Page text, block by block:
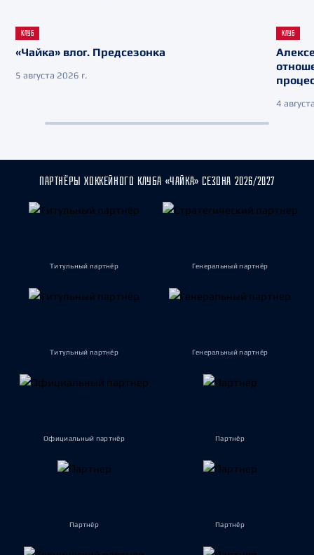
КЛУБ
«Чайка» влог. Предсезонка
5 августа 2026 г.
КЛУБ
4
ПАРТНЁРЫ ХОККЕЙНОГО КЛУБА «ЧАЙКА» СЕЗОНА 2026/2027
Титульный партнёр Генеральный партнёр
Титульный партнёр Генеральный партнёр
Официальный партнёр Партнёр
Партнёр Партнёр